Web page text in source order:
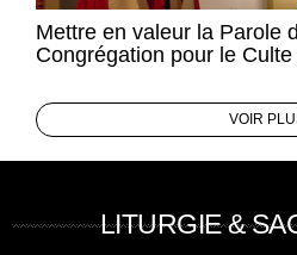
Mettre en valeur la Parole
Congrégation pour le Culte
VOIR
LITURGIE &